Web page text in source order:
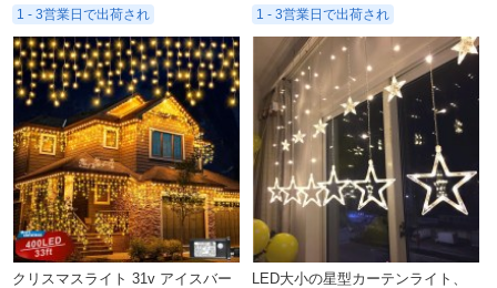
1 - 3営業日で出荷され 1 - 3営業日で出荷され
クリスマスライト 31v アイスバー
LED大小の星型カーテンライト、